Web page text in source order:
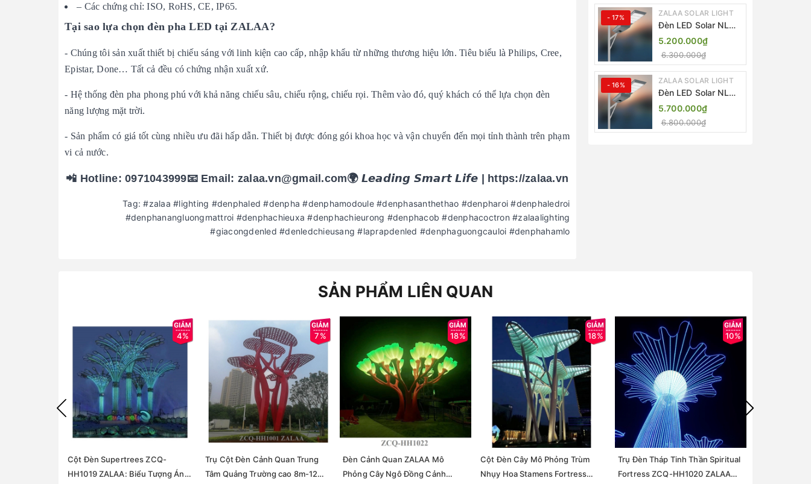
– Các chứng chỉ: ISO, RoHS, CE, IP65.
Tại sao lựa chọn đèn pha LED tại ZALAA?
- Chúng tôi sản xuất thiết bị chiếu sáng với linh kiện cao cấp, nhập khẩu từ những thương hiệu lớn. Tiêu biểu là Philips, Cree,
Epistar, Done… Tất cả đều có chứng nhận xuất xứ.
- Hệ thống đèn pha phong phú với khả năng chiếu sâu, chiếu rộng, chiếu rọi. Thêm vào đó, quý khách có thể lựa chọn đèn
năng lượng mặt trời.
- Sản phẩm có giá tốt cùng nhiều ưu đãi hấp dẫn. Thiết bị được đóng gói khoa học và vận chuyển đến mọi tỉnh thành trên phạm
vi cả nước.
📲 Hotline: 0971043999📧 Email: zalaa.vn@gmail.com🌍 𝙇𝙚𝙖𝙙𝙞𝙣𝙜 𝙎𝙢𝙖𝙧𝙩 𝙇𝙞𝙛𝙚 | https://zalaa.vn
Tag: #zalaa #lighting #denphaled #denpha #denphamodoule #denphasanthethao #denpharoi #denphaledroi
#denphanangluongmattroi #denphachieuxa #denphachieurong #denphacob #denphacoctron #zalaalighting
#giacongdenled #denledchieusang #laprapdenled #denphaguongcauloi #denphahamlo
- 17% ZALAA SOLAR LIGHT
Đèn LED Solar NLMT
Liền Thể ZKC-TG
20W All in One |
ZALAA Street Light
5.200.000₫
6.300.000₫
- 16% ZALAA SOLAR LIGHT
Đèn LED Solar NLMT
Liền Thể ZKC-TG
25W All in One |
ZALAA Street Light
5.700.000₫
6.800.000₫
SẢN PHẨM LIÊN QUAN
4%
Cột Đèn Supertrees ZCQ-
HH1019 ZALAA: Biểu Tượng Ánh
7%
Trụ Cột Đèn Cảnh Quan Trung
Tâm Quảng Trường cao 8m-12m
18%
Đèn Cảnh Quan ZALAA Mô
Phỏng Cây Ngô Đồng Cảnh
18%
Cột Đèn Cây Mô Phỏng Trùm
Nhụy Hoa Stamens Fortress
10%
Trụ Đèn Tháp Tinh Thần Spiritual
Fortress ZCQ-HH1020 ZALAA